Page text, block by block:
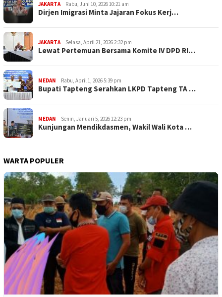
JAKARTA Rabu, Juni 10, 2026 10:21 am
Dirjen Imigrasi Minta Jajaran Fokus Kerj…
JAKARTA Selasa, April 21, 2026 2:32 pm
Lewat Pertemuan Bersama Komite IV DPD RI…
MEDAN Rabu, April 1, 2026 5:39 pm
Bupati Tapteng Serahkan LKPD Tapteng TA …
MEDAN Senin, Januari 5, 2026 12:23 pm
Kunjungan Mendikdasmen, Wakil Wali Kota …
WARTA POPULER